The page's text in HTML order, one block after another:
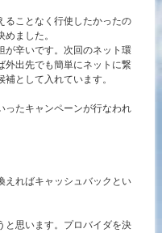
ることなく行使したかったの
ました。
が辛いです。次回のネット環
外出先でも簡単にネットに繋
として入れています。
ったキャンペーンが行なわれ
えればキャッシュバックとい
と思います。プロバイダを決